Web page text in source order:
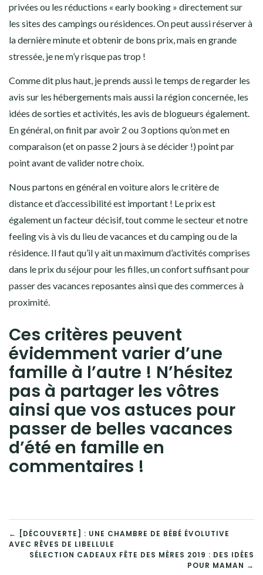
privées ou les réductions « early booking » directement sur
les sites des campings ou résidences. On peut aussi réserver à
la dernière minute et obtenir de bons prix, mais en grande
stressée, je ne m’y risque pas trop !
Comme dit plus haut, je prends aussi le temps de regarder les
avis sur les hébergements mais aussi la région concernée, les
idées de sorties et activités, les avis de blogueurs également.
En général, on finit par avoir 2 ou 3 options qu’on met en
comparaison (et on passe 2 jours à se décider !) point par
point avant de valider notre choix.
Nous partons en général en voiture alors le critère de
distance et d’accessibilité est important ! Le prix est
également un facteur décisif, tout comme le secteur et notre
feeling vis à vis du lieu de vacances et du camping ou de la
résidence. Il faut qu’il y ait un maximum d’activités comprises
dans le prix du séjour pour les filles, un confort suffisant pour
passer des vacances reposantes ainsi que des commerces à
proximité.
Ces critères peuvent
évidemment varier d’une
famille à l’autre ! N’hésitez
pas à partager les vôtres
ainsi que vos astuces pour
passer de belles vacances
d’été en famille en
commentaires !
← [DÉCOUVERTE] : UNE CHAMBRE DE BÉBÉ ÉVOLUTIVE
AVEC RÊVES DE LIBELLULE
SÉLECTION CADEAUX FÊTE DES MÈRES 2019 : DES IDÉES
POUR MAMAN →